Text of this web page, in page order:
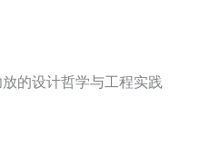
的设计哲学与工程实践